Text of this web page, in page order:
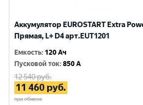
Аккумулятор EUROSTART Extra
Прямая, L+ D4 арт.EUT1201
Емкость: 120 Ач
Пусковой ток:850 A
12 540руб.
11 460 руб.
при обмене